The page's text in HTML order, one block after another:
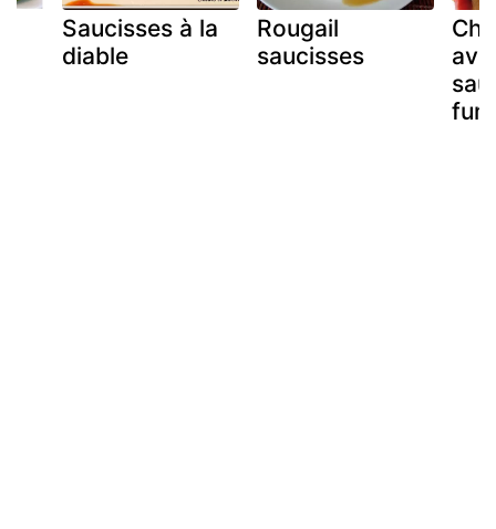
Saucisses à la
diable
Rougail
saucisses